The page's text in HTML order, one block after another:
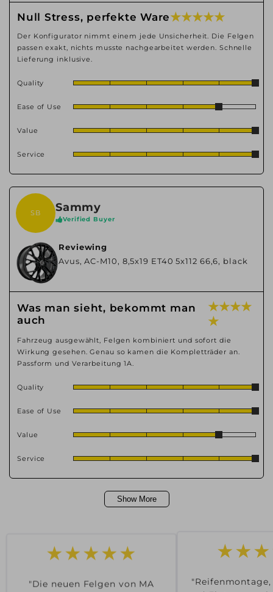
Null Stress, perfekte Ware★ ★ ★ ★ ★
Der Konfigurator nimmt einem jede Unsicherheit. Die Felgen
passen exakt, nichts musste nachgearbeitet werden. Schnelle
Lieferung inklusive.
Quality
Ease of Use
Value
Service
SB Sammy
Verified Buyer
Reviewing
Avus, AC-M10, 8,5x19 ET40 5x112 66,6, black
Was man sieht, bekommt man
auch
★ ★ ★ ★
★
Fahrzeug ausgewählt, Felgen kombiniert und sofort die
Wirkung gesehen. Genau so kamen die Kompletträder an.
Passform und Verarbeitung 1A.
Quality
Ease of Use
Value
Service
Show More
★★★★★
"Die neuen Felgen von MA